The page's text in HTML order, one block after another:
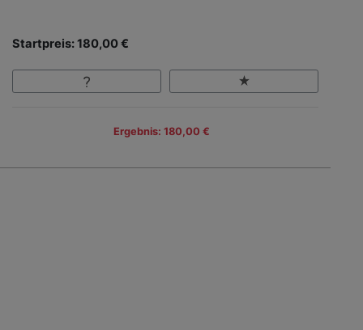
Startpreis: 180,00 €
Ergebnis: 180,00 €